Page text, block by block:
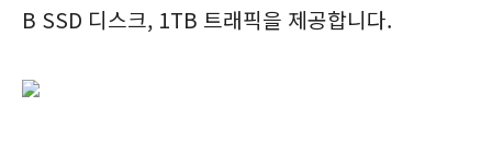
B SSD 디스크, 1TB 트래픽을 제공합니다.